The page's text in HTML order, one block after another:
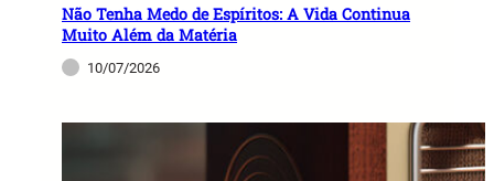
Não Tenha Medo de Espíritos: A Vida Continua
Muito Além da Matéria
10/07/2026